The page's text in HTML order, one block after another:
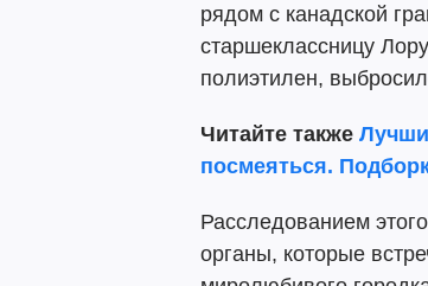
рядом с канадской
старшеклассницу
полиэтилен,
Читайте также
посмеяться.
Расследованием
органы, которые